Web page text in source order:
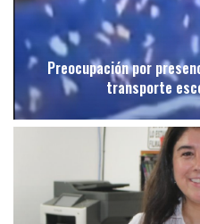
Preocupación por
transporte